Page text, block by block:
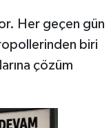
Her geçen gün
biri
çözüm